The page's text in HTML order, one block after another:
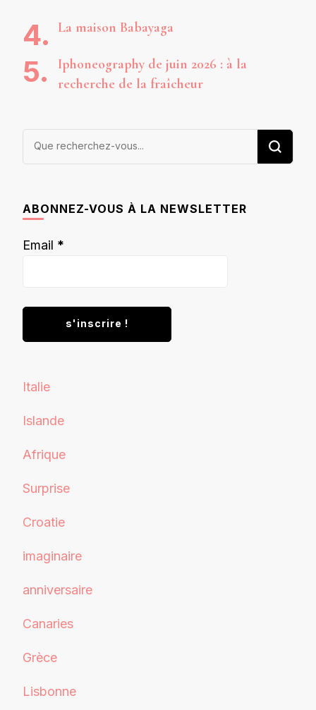
La maison Babayaga
Iphoneography de juin 2026 : à la
recherche de la fraîcheur
Vous
ABONNEZ-VOUS À LA NEWSLETTER
Email *
Italie
Islande
Afrique
Surprise
Croatie
imaginaire
anniversaire
Canaries
Grèce
Lisbonne